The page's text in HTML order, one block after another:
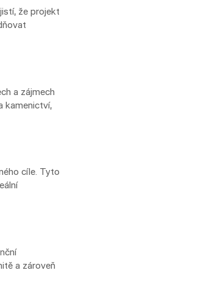
že projekt
a zájmech
kamenictví,
cíle. Tyto
a zároveň